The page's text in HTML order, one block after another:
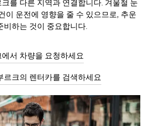
를 다른 지역과 연결합니다. 겨울철 눈
이 운전에 영향을 줄 수 있으므로, 추운
비하는 것이 중요합니다.
서 차량을 요청하세요
르크의 렌터카를 검색하세요